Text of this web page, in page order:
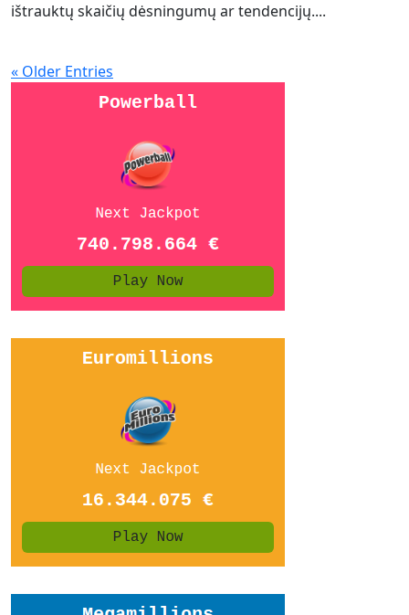
ištrauktų skaičių dėsningumų ar tendencijų....
« Older Entries